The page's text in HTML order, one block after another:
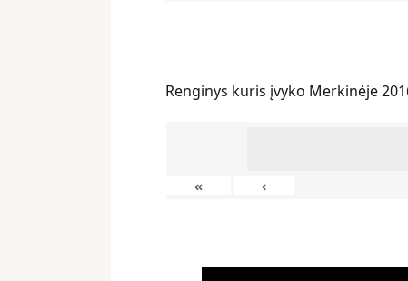
Renginys kuris įvyko Merkinėje
« ‹